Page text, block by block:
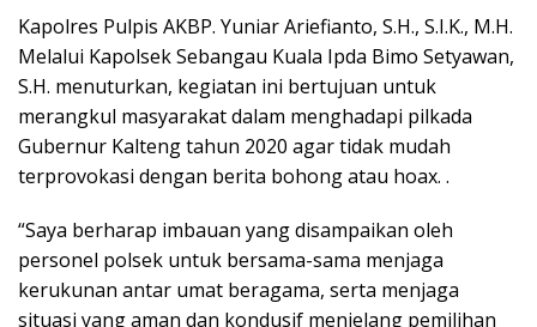
Kapolres Pulpis AKBP. Yuniar Ariefianto, S.H., S.I.K., M.H.
Melalui Kapolsek Sebangau Kuala Ipda Bimo Setyawan,
S.H. menuturkan, kegiatan ini bertujuan untuk
merangkul masyarakat dalam menghadapi pilkada
Gubernur Kalteng tahun 2020 agar tidak mudah
terprovokasi dengan berita bohong atau hoax. .
“Saya berharap imbauan yang disampaikan oleh
personel polsek untuk bersama-sama menjaga
kerukunan antar umat beragama, serta menjaga
situasi yang aman dan kondusif menjelang pemilihan